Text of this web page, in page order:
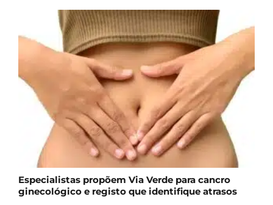
Especialistas propõem Via Verde para cancro
ginecológico e registo que identifique atrasos